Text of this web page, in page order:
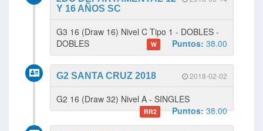
Y 16 AÑOS SC
G3 16 (Draw 16) Nivel C Tipo 1 - DOBLES -
DOBLES
W Puntos: 38.00
2018-02-02
G2 SANTA CRUZ 2018
G2 16 (Draw 32) Nivel A - SINGLES
RR2 Puntos:38.00